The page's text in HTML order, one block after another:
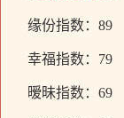
缘份指数：89
幸福指数：79
暧昧指数：69